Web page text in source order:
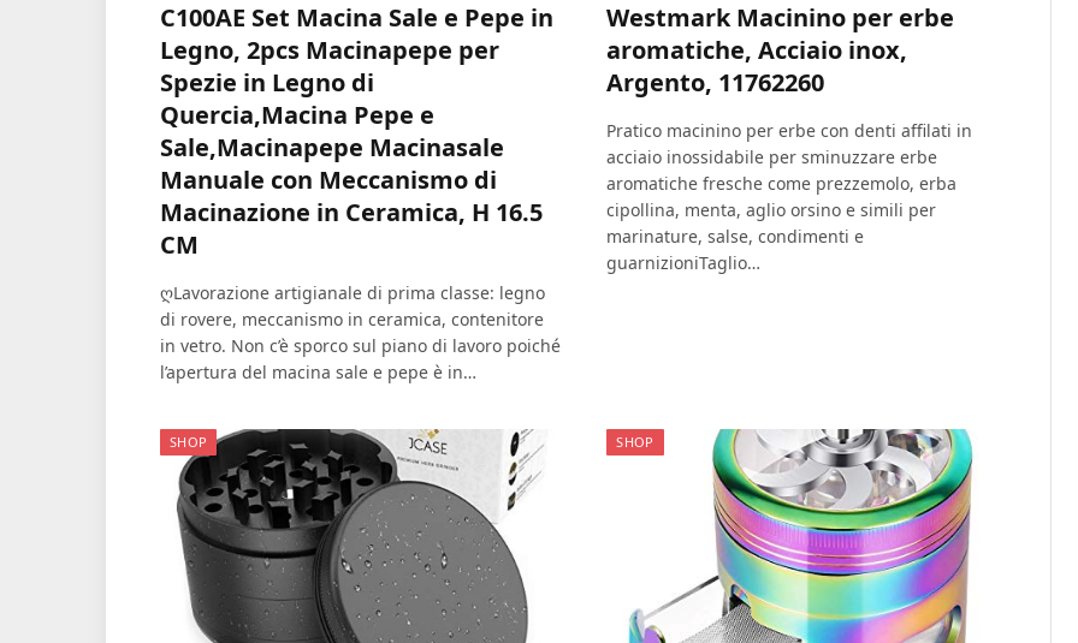
C100AE Set Macina Sale e Pepe in
Legno, 2pcs Macinapepe per
Spezie in Legno di
Quercia,Macina Pepe e
Sale,Macinapepe Macinasale
Manuale con Meccanismo di
Macinazione in Ceramica, H 16.5
CM
ღLavorazione artigianale di prima classe: legno
di rovere, meccanismo in ceramica, contenitore
in vetro. Non c’è sporco sul piano di lavoro poiché
l’apertura del macina sale e pepe è in…
Westmark Macinino per erbe
aromatiche, Acciaio inox,
Argento, 11762260
Pratico macinino per erbe con denti affilati in
acciaio inossidabile per sminuzzare erbe
aromatiche fresche come prezzemolo, erba
cipollina, menta, aglio orsino e simili per
marinature, salse, condimenti e
guarnizioniTaglio…
SHOP SHOP